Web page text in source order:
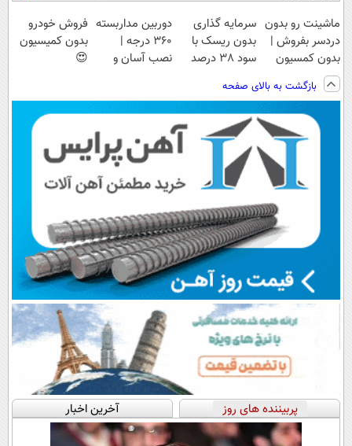
ماشینت رو بدون
دردسر بفروش |
بدون کمسیون
😍
سرمایه گذاری
بدون ریسک با
سود 38 درصد
دوربین مداربسته
360 درجه |
نصب آسان و
فروش خودرو
بدون کمیسیون
😍
بازگشت به بالای صفحه
پربیننده های روز آخرین اخبار